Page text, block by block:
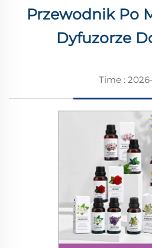
Przewodnik Po
Dyfuzorze
Time :